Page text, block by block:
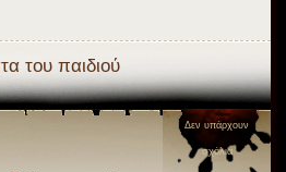
του παιδιού
Δεν υπάρχουν
σχόλια